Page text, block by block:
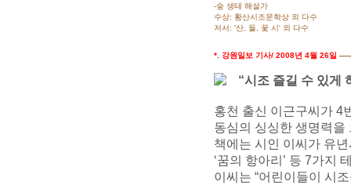
-숲 생태 해설가
수상: 황산시조문학상 외 다수
저서: '산, 들, 꽃 시' 외 다수
*. 강원일보 기사/ 2008년 4월 26일
“시조 즐길 수 있게
홍천 출신 이근구씨가 4
동심의 싱싱한 생명력을
책에는 시인 이씨가 유년
‘꿈의 항아리’ 등 7가지
이씨는 “어린이들이 시